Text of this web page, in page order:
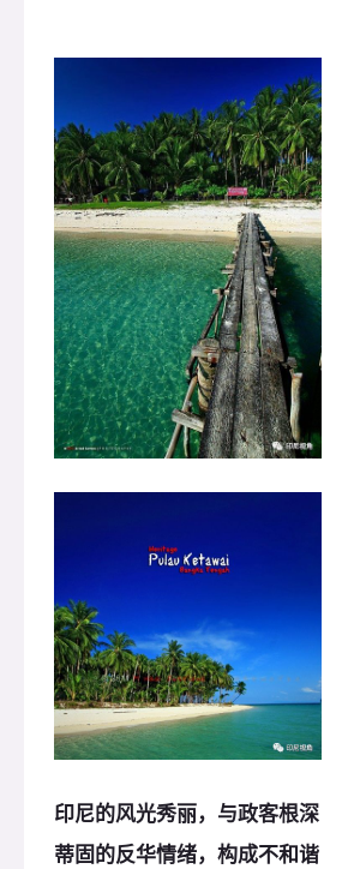
印尼的风光秀丽，与政客根深
蒂固的反华情绪，构成不和谐